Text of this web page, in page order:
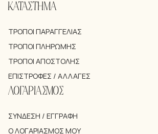
ΚΑΤΑΣΤΗΜΑ
ΤΡΌΠΟΙ ΠΑΡΑΓΓΕΛΊΑΣ
ΤΡΌΠΟΙ ΠΛΗΡΩΜΉΣ
ΤΡΌΠΟΙ ΑΠΟΣΤΟΛΉΣ
ΕΠΙΣΤΡΟΦΈΣ / ΑΛΛΑΓΈΣ
ΛΟΓΑΡΙΑΣΜΟΣ
ΣΎΝΔΕΣΗ / ΕΓΓΡΑΦΉ
Ο ΛΟΓΑΡΙΑΣΜΌΣ ΜΟΥ